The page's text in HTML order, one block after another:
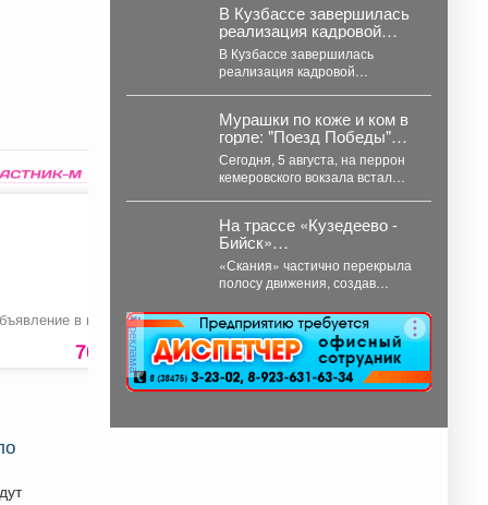
в газету
70 руб.
Пена монтажная
профессиональная
«ENKE 65»35970руб
Нарезка зеркал
В Кузбассе завершилась
реализация кадровой
программы «СВОи Герои.
В Кузбассе завершилась
реализация кадровой
социальную адаптацию
ветеранов специальной...
Мурашки по коже и ком в
горле: "Поезд Победы"
приехал в Кемерово
Сегодня, 5 августа, на перрон
кемеровского вокзала встал
На трассе «Кузедеево -
Бийск»
Госавтоинспекторы
помогли водителю
застрявшего в кювете
грузовика.
«Скания» частично перекрыла
полосу движения, создав
Сотрудники ГИБДД
организовали на месте
реверсивное...
реклама